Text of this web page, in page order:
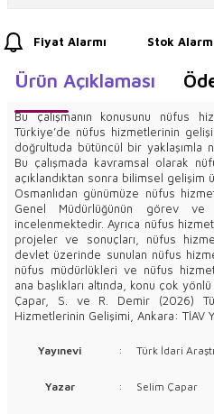
Fiyat Alarmı Stok
Ürün Açıklaması
Bu çalışmanın konusunu nüfus
Türkiye’de nüfus hizmetlerinin
doğrultuda bütüncül bir yaklaşımla
Bu çalışmada kavramsal olarak
açıklandıktan sonra bilimsel gelişim
Osmanlıdan günümüze nüfus
Genel Müdürlüğünün görev ve
incelenmektedir. Ayrıca nüfus
projeler ve sonuçları, nüfus
devlet üzerinde sunulan nüfus
nüfus müdürlükleri ve nüfus
ana başlıkları altında, konu çok
Çapar, S. ve R. Demir (2026)
Hizmetlerinin Gelişimi, Ankara: TİAV
Yayınevi : Türk İdari
Yazar : Selim Çapar